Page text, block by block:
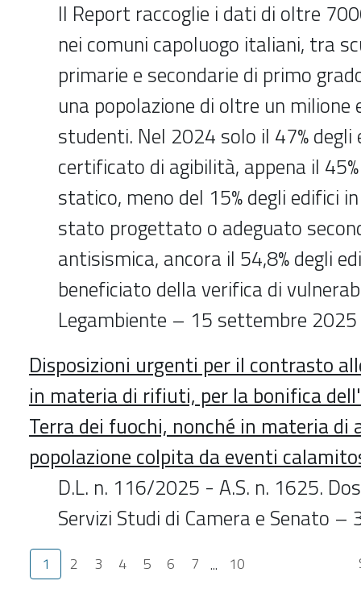
Il Report raccoglie i dati di oltre
nei comuni capoluogo italiani, tra
primarie e secondarie di primo
una popolazione di oltre un milione
studenti. Nel 2024 solo il 47% degli
certificato di agibilità, appena il
statico, meno del 15% degli edifici
stato progettato o adeguato
antisismica, ancora il 54,8% degli
beneficiato della verifica di
Legambiente – 15 settembre 2025
Disposizioni urgenti per il contrasto
in materia di rifiuti, per la bonifica
Terra dei fuochi, nonché in materia di
popolazione colpita da eventi
D.L. n. 116/2025 - A.S. n. 1625.
Servizi Studi di Camera e Senato
1 2 3 4 5 6 7 ... 10